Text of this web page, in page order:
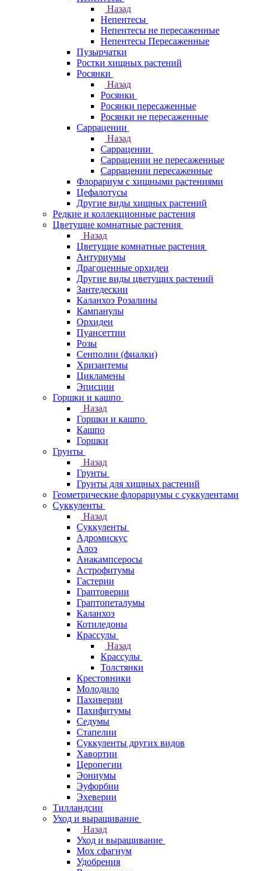
Назад
Непентесы
Непентесы не пересаженные
Непентесы Пересаженные
Пузырчатки
Ростки хищных растений
Росянки
Назад
Росянки
Росянки пересаженные
Росянки не пересаженные
Саррацении
Назад
Саррацении
Саррацении не пересаженные
Саррацении пересаженные
Флорариум с хищными растениями
Цефалотусы
Другие виды хищных растений
Редкие и коллекционные растения
Цветущие комнатные растения
Назад
Цветущие комнатные растения
Антуриумы
Драгоценные орхидеи
Другие виды цветущих растений
Зантедескии
Каланхоэ Розалины
Кампанулы
Орхидеи
Пуансеттии
Розы
Сенполии (фиалки)
Хризантемы
Цикламены
Эписции
Горшки и кашпо
Назад
Горшки и кашпо
Кашпо
Горшки
Грунты
Назад
Грунты
Грунты для хищных растений
Геометрические флорариумы с суккулентами
Суккуленты
Назад
Суккуленты
Адромискус
Алоэ
Анакампсеросы
Астрофитумы
Гастерии
Граптоверии
Граптопеталумы
Каланхоэ
Котиледоны
Крассулы
Назад
Крассулы
Толстянки
Крестовники
Молодило
Пахиверии
Пахифитумы
Седумы
Стапелии
Суккуленты других видов
Хавортии
Церопегии
Эониумы
Эуфорбии
Эхеверии
Тилландсии
Уход и выращивание
Назад
Уход и выращивание
Мох сфагнум
Удобрения